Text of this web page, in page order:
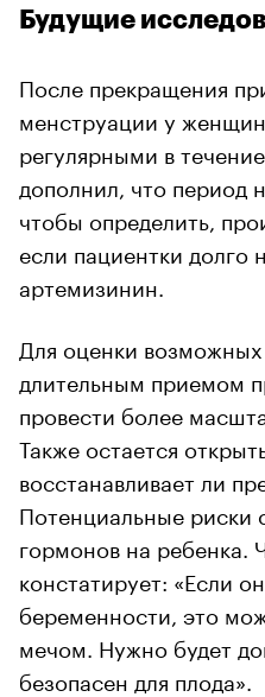
Будущие
После прекращения
менструации у
регулярными в
дополнил, что период
чтобы определить,
если пациентки долго
артемизинин.
Для оценки
длительным приемом
провести более
Также остается
восстанавливает ли
Потенциальные риски
гормонов на ребенка.
констатирует: «Если
беременности, это
мечом. Нужно будет
безопасен для плода».